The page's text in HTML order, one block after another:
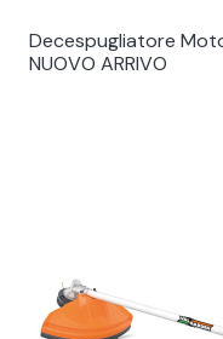
Decespugliatore
NUOVO ARRIVO